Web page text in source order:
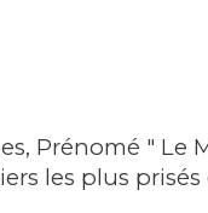
Prénomé " Le
les plus prisés